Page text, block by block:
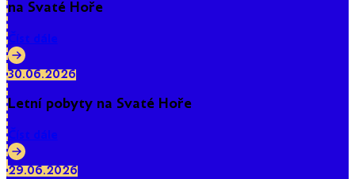
na Svaté Hoře
Číst dále
30.06.2026
Letní pobyty na Svaté Hoře
Číst dále
29.06.2026